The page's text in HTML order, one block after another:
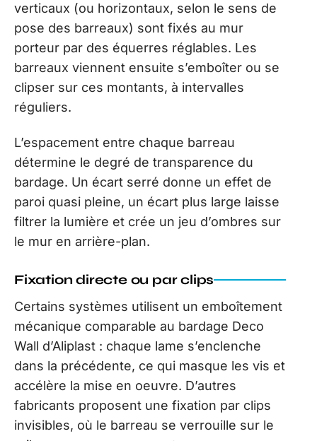
verticaux (ou horizontaux, selon le sens de
pose des barreaux) sont fixés au mur
porteur par des équerres réglables. Les
barreaux viennent ensuite s’emboîter ou se
clipser sur ces montants, à intervalles
réguliers.
L’espacement entre chaque barreau
détermine le degré de transparence du
bardage. Un écart serré donne un effet de
paroi quasi pleine, un écart plus large laisse
filtrer la lumière et crée un jeu d’ombres sur
le mur en arrière-plan.
Fixation directe ou par clips
Certains systèmes utilisent un emboîtement
mécanique comparable au bardage Deco
Wall d’Aliplast : chaque lame s’enclenche
dans la précédente, ce qui masque les vis et
accélère la mise en oeuvre. D’autres
fabricants proposent une fixation par clips
invisibles, où le barreau se verrouille sur le